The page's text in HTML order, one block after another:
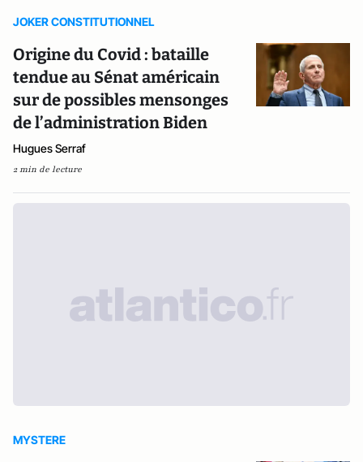
JOKER CONSTITUTIONNEL
Origine du Covid : bataille
tendue au Sénat américain
sur de possibles mensonges
de l’administration Biden
Hugues Serraf
2 min de lecture
MYSTERE